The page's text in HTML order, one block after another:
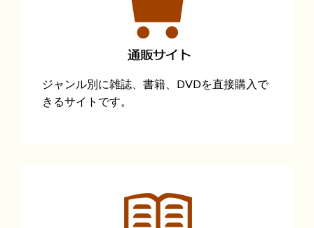
ジャンル別に雑誌、書籍、DVDを直接購入で
きるサイトです。